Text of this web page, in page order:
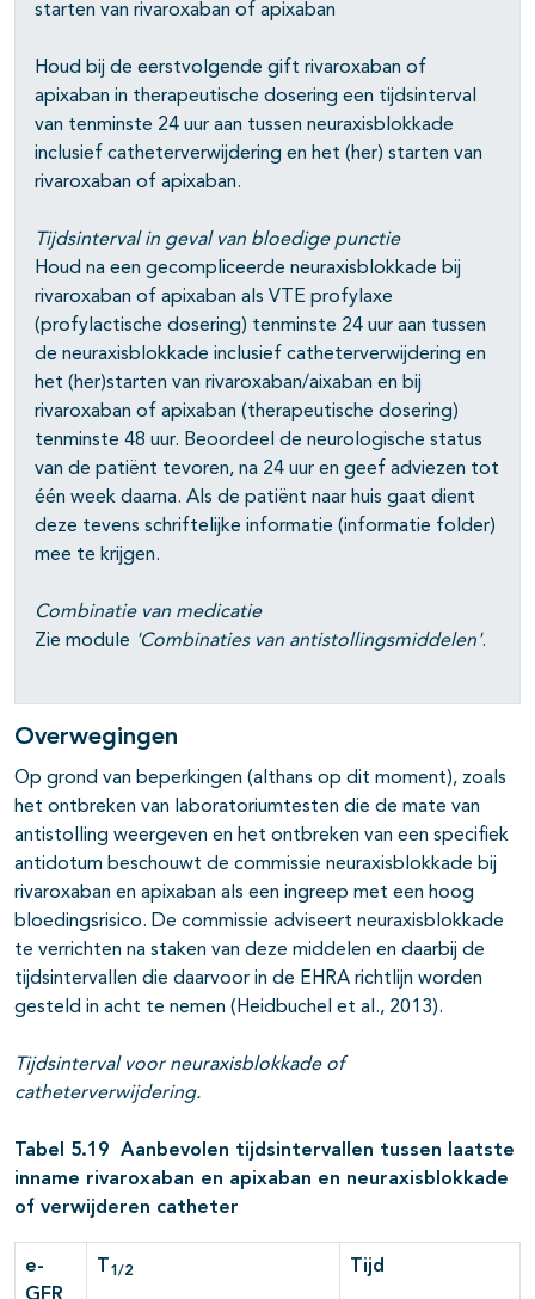
starten van rivaroxaban of apixaban
Houd bij de eerstvolgende gift rivaroxaban of
apixaban in therapeutische dosering een tijdsinterval
van tenminste 24 uur aan tussen neuraxisblokkade
inclusief catheterverwijdering en het (her) starten van
rivaroxaban of apixaban.
Tijdsinterval in geval van bloedige punctie
Houd na een gecompliceerde neuraxisblokkade bij
rivaroxaban of apixaban als VTE profylaxe
(profylactische dosering) tenminste 24 uur aan tussen
de neuraxisblokkade inclusief catheterverwijdering en
het (her)starten van rivaroxaban/aixaban en bij
rivaroxaban of apixaban (therapeutische dosering)
tenminste 48 uur. Beoordeel de neurologische status
van de patiënt tevoren, na 24 uur en geef adviezen tot
één week daarna. Als de patiënt naar huis gaat dient
deze tevens schriftelijke informatie (informatie folder)
mee te krijgen.
Combinatie van medicatie
Zie module 'Combinaties van antistollingsmiddelen'.
Overwegingen
Op grond van beperkingen (althans op dit moment), zoals
het ontbreken van laboratoriumtesten die de mate van
antistolling weergeven en het ontbreken van een specifiek
antidotum beschouwt de commissie neuraxisblokkade bij
rivaroxaban en apixaban als een ingreep met een hoog
bloedingsrisico. De commissie adviseert neuraxisblokkade
te verrichten na staken van deze middelen en daarbij de
tijdsintervallen die daarvoor in de EHRA richtlijn worden
gesteld in acht te nemen (Heidbuchel et al., 2013).
Tijdsinterval voor neuraxisblokkade of
catheterverwijdering.
Tabel 5.19 Aanbevolen tijdsintervallen tussen laatste
inname rivaroxaban en apixaban en neuraxisblokkade
of verwijderen catheter
e-
1/2 Tijd